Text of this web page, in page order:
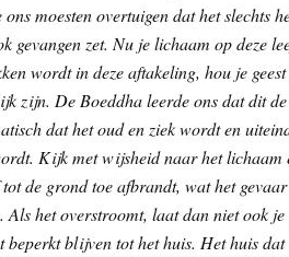
moesten overtuigen dat het slechts
gevangen zet. Nu je lichaam op deze
wordt in deze aftakeling, hou je
zijn. De Boeddha leerde ons dat dit
dat het oud en ziek wordt en
Kijk met wijsheid naar het lichaam
de grond toe afbrandt, wat het
het overstroomt, laat dan niet ook
blijven tot het huis. Het huis